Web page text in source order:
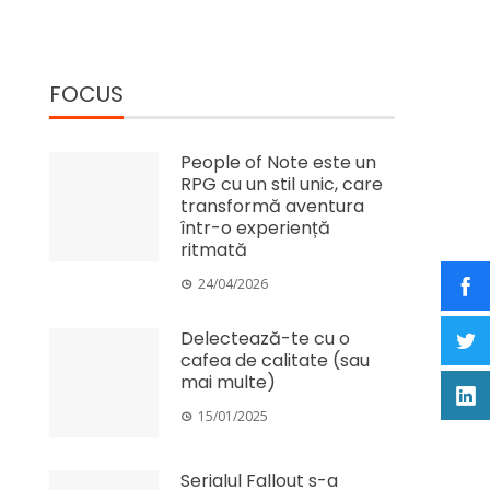
FOCUS
People of Note este un
RPG cu un stil unic, care
transformă aventura
într-o experiență
ritmată
24/04/2026
Delectează-te cu o
cafea de calitate (sau
mai multe)
15/01/2025
Serialul Fallout s-a